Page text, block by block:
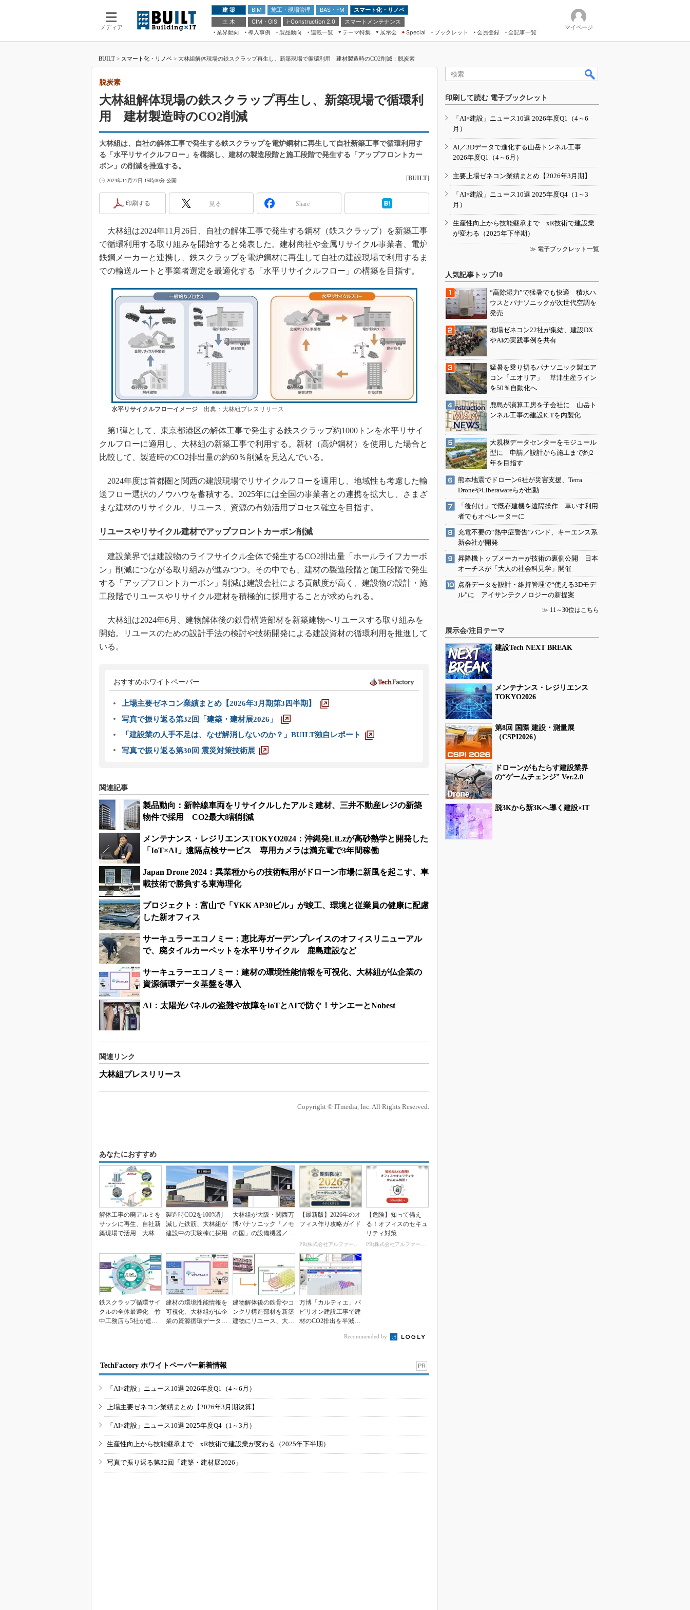
メディア
建 築 BIM 施工・現場管理 BAS・FM
スマート化・リノベ
土 木
CIM・GIS i-Construction 2.0
スマートメンテナンス
業界動向
導入事例 製品動向 連載一覧
テーマ特集
ドローンがもたらす建設業界の“ゲー
ムチェンジ” Ver.2.0
“Society5.0”時代のスマートビル
VR／ARが描くモノづくりのミライ
展示会
第8回 国際 建設・測量展
築・土木・不動産の先端技術展－
メンテナンス・レジリエンスOSAKA
日本 ものづくりワールド 2020
IGAS2018
Special ブックレット 会員登録 全記事一覧
マイページ
BUILT > スマート化・リノベ > 大林組解体現場の鉄スクラップ再生し、新築現場で循環利用 建材製造時のCO2削減：脱炭素
大林組解体現場の鉄スクラップ再生し、新築現場で循環利
用 建材製造時のCO2削減
脱炭素
大林組は、自社の解体工事で発生する鉄スクラップを電炉鋼材に再生して自社新築工事で循環利用す
る「水平リサイクルフロー」を構築し、建材の製造段階と施工段階で発生する「アップフロントカー
ボン」の削減を推進する。
2024年11月27日 15時00分 公開 [BUILT]
印刷する 見る Share
大林組は2024年11月26日、自社の解体工事で発生する鋼材（鉄スクラップ）を新築工事
で循環利用する取り組みを開始すると発表した。建材商社や金属リサイクル事業者、電炉
鉄鋼メーカーと連携し、鉄スクラップを電炉鋼材に再生して自社の建設現場で利用するま
での輸送ルートと事業者選定を最適化する「水平リサイクルフロー」の構築を目指す。
水平リサイクルフローイメージ出典：大林組プレスリリース
第1弾として、東京都港区の解体工事で発生する鉄スクラップ約1000トンを水平リサイ
クルフローに適用し、大林組の新築工事で利用する。新材（高炉鋼材）を使用した場合と
比較して、製造時のCO2排出量の約60％削減を見込んでいる。
2024年度は首都圏と関西の建設現場でリサイクルフローを適用し、地域性も考慮した輸
送フロー選択のノウハウを蓄積する。2025年には全国の事業者との連携を拡大し、さまざ
まな建材のリサイクル、リユース、資源の有効活用プロセス確立を目指す。
リユースやリサイクル建材でアップフロントカーボン削減
建設業界では建設物のライフサイクル全体で発生するCO2排出量「ホールライフカーボ
ン」削減につながる取り組みが進みつつ。その中でも、建材の製造段階と施工段階で発生
する「アップフロントカーボン」削減は建設会社による貢献度が高く、建設物の設計・施
工段階でリユースやリサイクル建材を積極的に採用することが求められる。
大林組は2024年6月、建物解体後の鉄骨構造部材を新築建物へリユースする取り組みを
開始。リユースのための設計手法の検討や技術開発による建設資材の循環利用を推進して
いる。
おすすめホワイトペーパー
上場主要ゼネコン業績まとめ【2026年3月期第3四半期】
写真で振り返る第32回「建築・建材展2026」
「建設業の人手不足は、なぜ解消しないのか？」BUILT独自レポート
写真で振り返る第30回 震災対策技術展
関連記事
製品動向：新幹線車両をリサイクルしたアルミ建材、三井不動産レジの新築
物件で採用 CO2最大8割削減
メンテナンス・レジリエンスTOKYO2024：沖縄発LiLzが高砂熱学と開発した
「IoT×AI」遠隔点検サービス 専用カメラは満充電で3年間稼働
Japan Drone 2024：異業種からの技術転用がドローン市場に新風を起こす、車
載技術で勝負する東海理化
プロジェクト：富山で「YKK AP30ビル」が竣工、環境と従業員の健康に配慮
した新オフィス
サーキュラーエコノミー：恵比寿ガーデンプレイスのオフィスリニューアル
で、廃タイルカーペットを水平リサイクル 鹿島建設など
サーキュラーエコノミー：建材の環境性能情報を可視化、大林組が仏企業の
資源循環データ基盤を導入
AI：太陽光パネルの盗難や故障をIoTとAIで防ぐ！サンエーとNobest
関連リンク
大林組プレスリリース
Copyright © ITmedia, Inc. All Rights Reserved.
あなたにおすすめ
解体工事の廃アルミを
サッシに再生、自社新
築現場で活用 大林組
イ...
製造時CO2を100%削
減した鉄筋、大林組が
建設中の実験棟に採用
大林組が大阪・関西万
博パナソニック「ノモ
の国」の設備機器／建
【最新版】2026年のオ
フィス作り攻略ガイド
PR(株式会社アルファーテクノ)
【危険】知って備え
る！オフィスのセキュ
リティ対策
PR(株式会社アルファーテクノ)
鉄スクラップ循環サイ
クルの全体最適化 竹
中工務店ら5社が連携
建材の環境性能情報を
可視化、大林組が仏企
業の資源循環データ基
建物解体後の鉄骨やコ
ンクリ構造部材を新築
建物にリユース、大林
万博「カルティエ」パ
ビリオン建設工事で建
材のCO2排出を半減、
Recommended by
TechFactory ホワイトペーパー新着情報 PR
「AI×建設」ニュース10選 2026年度Q1（4～6月）
上場主要ゼネコン業績まとめ【2026年3月期決算】
「AI×建設」ニュース10選 2025年度Q4（1～3月）
生産性向上から技能継承まで xR技術で建設業が変わる（2025年下半期）
写真で振り返る第32回「建築・建材展2026」
印刷して読む 電子ブックレット
「AI×建設」ニュース10選 2026年度Q1（4～6
月）
AI／3Dデータで進化する山岳トンネル工事
2026年度Q1（4～6月）
主要上場ゼネコン業績まとめ【2026年3月期】
「AI×建設」ニュース10選 2025年度Q4（1～3
月）
生産性向上から技能継承まで xR技術で建設業
が変わる（2025年下半期）
≫ 電子ブックレット一覧
人気記事トップ10
“高除湿力”で猛暑でも快適 積水ハ
ウスとパナソニックが次世代空調を
発売
地場ゼネコン22社が集結、建設DX
やAIの実践事例を共有
猛暑を乗り切るパナソニック製エア
コン「エオリア」 草津生産ライン
を50％自動化へ
鹿島が演算工房を子会社に 山岳ト
ンネル工事の建設ICTを内製化
大規模データセンターをモジュール
型に 申請／設計から施工まで約2
年を目指す
熊本地震でドローン6社が災害支援、Terra
DroneやLiberawareらが出動
「後付け」で既存建機を遠隔操作 車いす利用
者でもオペレーターに
充電不要の“熱中症警告”バンド、キーエンス系
新会社が開発
昇降機トップメーカーが技術の裏側公開 日本
オーチスが「大人の社会科見学」開催
点群データを設計・維持管理で“使える3Dモデ
ル”に アイサンテクノロジーの新提案
≫ 11～30位はこちら
展示会/注目テーマ
建設Tech NEXT BREAK
メンテナンス・レジリエンス
TOKYO2026
第8回 国際 建設・測量展
（CSPI2026）
ドローンがもたらす建設業界
の“ゲームチェンジ” Ver.2.0
脱3Kから新3Kへ導く建設×IT